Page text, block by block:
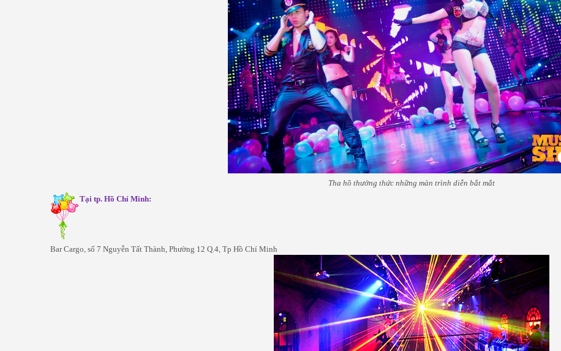
Tha hồ thưởng thức những màn trình diễn bắt mắt
Tại tp. Hồ Chí Minh:
Bar Cargo, số 7 Nguyễn Tất Thành, Phường 12 Q.4, Tp Hồ Chí Minh